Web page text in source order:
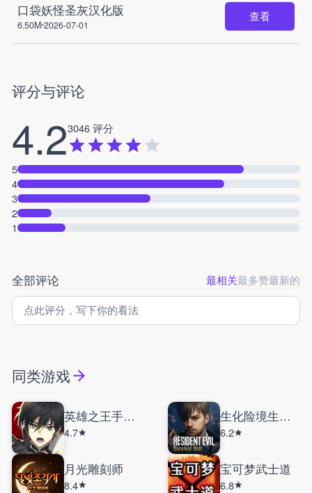
口袋妖怪圣灰汉化版
6.50M 2026-07-01
查看
评分与评论
4.23046 评分
5
4
3
2
1
全部评论 最相关最多赞最新的
同类游戏
英雄之王手机版
4.7
生化险境生存兵种
6.2
月光雕刻师
8.4
宝可梦武士道
6.8